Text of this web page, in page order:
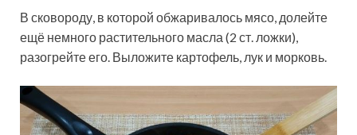
В сковороду, в которой обжаривалось мясо, долейте
ещё немного растительного масла (2 ст. ложки),
разогрейте его. Выложите картофель, лук и морковь.